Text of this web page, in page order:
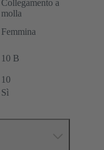
Collegamento a
molla
Femmina
10 B
10
Sì